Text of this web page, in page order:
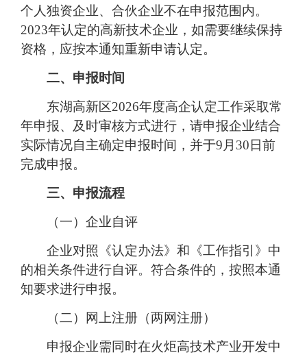
个人独资企业、合伙企业不在申报范围内。
2023年认定的高新技术企业，如需要继续保持
资格，应按本通知重新申请认定。
二、申报时间
东湖高新区2026年度高企认定工作采取常
年申报、及时审核方式进行，请申报企业结合
实际情况自主确定申报时间，并于9月30日前
完成申报。
三、申报流程
（一）企业自评
企业对照《认定办法》和《工作指引》中
的相关条件进行自评。符合条件的，按照本通
知要求进行申报。
（二）网上注册（两网注册）
申报企业需同时在火炬高技术产业开发中